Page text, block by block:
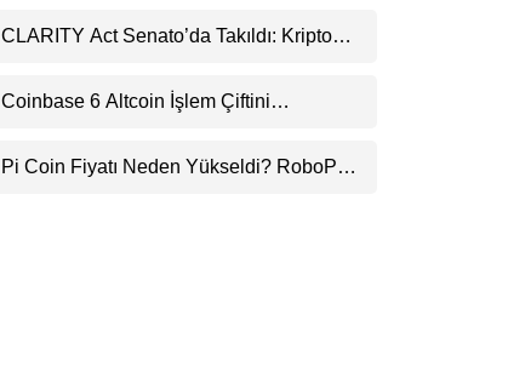
CLARITY Act Senato’da Takıldı: Kripto
Coinbase 6 Altcoin İşlem Çiftini
Pi Coin Fiyatı Neden Yükseldi? RoboPay